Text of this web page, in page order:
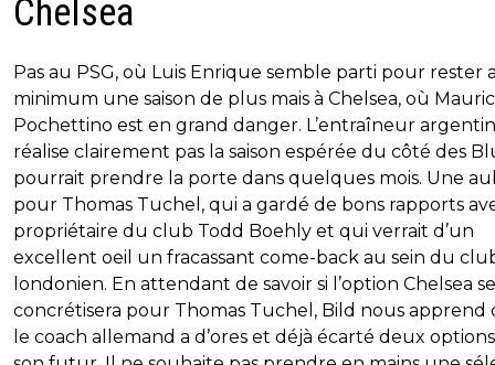
Chelsea
Pas au PSG, où Luis Enrique semble parti pour rester
minimum une saison de plus mais à Chelsea, où
Pochettino est en grand danger. L’entraîneur
réalise clairement pas la saison espérée du côté des
pourrait prendre la porte dans quelques mois. Une
pour Thomas Tuchel, qui a gardé de bons rapports
propriétaire du club Todd Boehly et qui verrait d’un
excellent oeil un fracassant come-back au sein du
londonien. En attendant de savoir si l’option Chelsea se
concrétisera pour Thomas Tuchel, Bild nous apprend
le coach allemand a d’ores et déjà écarté deux